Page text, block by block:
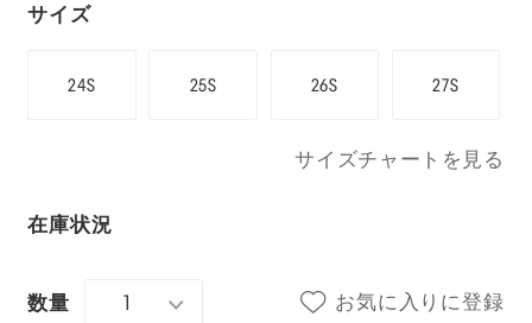
サイズ
24S 25S 26S 27S
サイズチャートを見る
在庫状況
数量 1 お気に入りに登録